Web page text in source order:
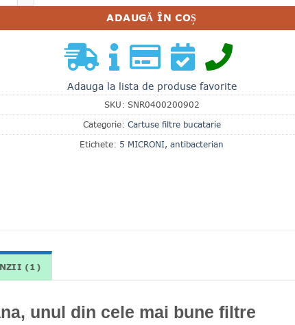
ADAUGĂ ÎN COȘ
Adauga la lista de produse favorite
SKU: SNR0400200902
Categorie: Cartuse filtre bucatarie
Etichete: 5 MICRONI, antibacterian
(1)
unul din cele mai bune filtre